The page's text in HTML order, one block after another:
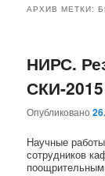
АРХИВ МЕТКИ:
НИРС.
СКИ-2015
Опубликовано
Научные
сотрудников